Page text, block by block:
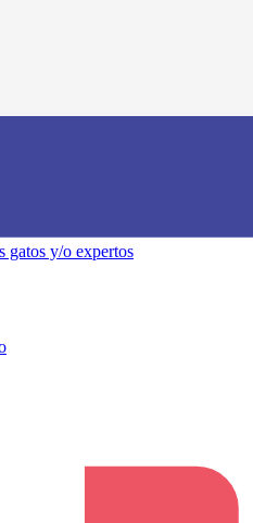
gatos y/o expertos